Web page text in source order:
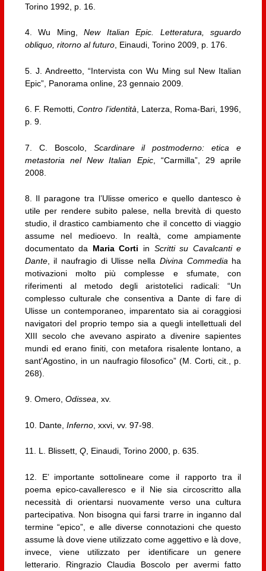
Torino 1992, p. 16.
4. Wu Ming,New Italian Epic. Letteratura, sguardo
obliquo, ritorno al futuro, Einaudi, Torino 2009, p. 176.
5. J. Andreetto, “Intervista con Wu Ming sul New Italian
Epic”, Panorama online, 23 gennaio 2009.
6. F. Remotti,Contro l’identità , Laterza, Roma-Bari, 1996,
p. 9.
7. C. Boscolo, Scardinare il postmoderno: etica e
metastoria nel New Italian Epic, “Carmilla”, 29 aprile
2008.
8. Il paragone tra l’Ulisse omerico e quello dantesco è
utile per rendere subito palese, nella brevità di questo
studio, il drastico cambiamento che il concetto di viaggio
assume nel medioevo. In realtà, come ampiamente
documentato da Maria Corti in Scritti su Cavalcanti e
Dante, il naufragio di Ulisse nella Divina Commedia ha
motivazioni molto più complesse e sfumate, con
riferimenti al metodo degli aristotelici radicali: “Un
complesso culturale che consentiva a Dante di fare di
Ulisse un contemporaneo, imparentato sia ai coraggiosi
navigatori del proprio tempo sia a quegli intellettuali del
XIII secolo che avevano aspirato a divenire sapientes
mundi ed erano finiti, con metafora risalente lontano, a
sant’Agostino, in un naufragio filosofico” (M. Corti, cit., p.
268).
9. Omero, Odissea, xv.
10. Dante, Inferno, xxvi, vv. 97-98.
11. L. Blissett, Q, Einaudi, Torino 2000, p. 635.
12. E’ importante sottolineare come il rapporto tra il
poema epico-cavalleresco e il Nie sia circoscritto alla
necessità di orientarsi nuovamente verso una cultura
partecipativa. Non bisogna qui farsi trarre in inganno dal
termine “epico”, e alle diverse connotazioni che questo
assume là dove viene utilizzato come aggettivo e là dove,
invece, viene utilizzato per identificare un genere
letterario. Ringrazio Claudia Boscolo per avermi fatto